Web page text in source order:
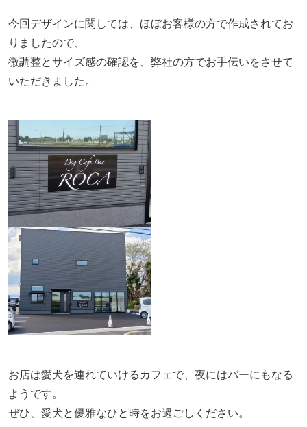
今回デザインに関しては、ほぼお客様の方で作成されてお
りましたので、
微調整とサイズ感の確認を、弊社の方でお手伝いをさせて
いただきました。
お店は愛犬を連れていけるカフェで、夜にはバーにもなる
ようです。
ぜひ、愛犬と優雅なひと時をお過ごしください。